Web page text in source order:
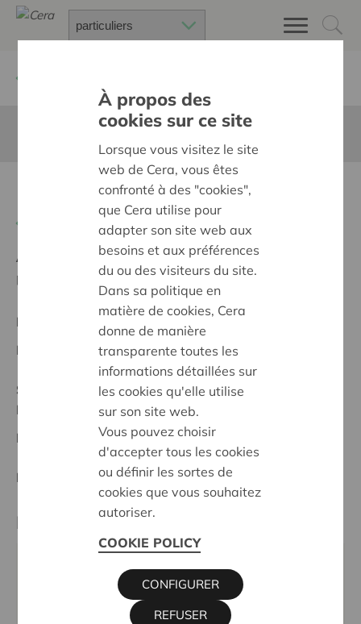
Kunst & Zwalm editie 2025
Ambition:
Des quartiers chaleureux et bienveillants
pour tous
Projet régional
Date de début:12/05/2025
Statut:
Dender-Zwalm
Date de décision:12/05/2025
Décision: Approuvé
Partenaire
VZW Boem, Borstekouterstraat 83, 9630 ZWALM
09 360 65 20
info@kunst-en-zwalm.be
À propos des
cookies sur ce site
Lorsque vous visitez le site
web de Cera, vous êtes
confronté à des "cookies",
que Cera utilise pour
adapter son site web aux
besoins et aux préférences
du ou des visiteurs du site.
Dans sa politique en
matière de cookies, Cera
donne de manière
transparente toutes les
informations détaillées sur
les cookies qu'elle utilise
sur son site web.
Vous pouvez choisir
d'accepter tous les cookies
ou définir les sortes de
cookies que vous souhaitez
autoriser.
COOKIE POLICY
REFUSER
CONFIGURER